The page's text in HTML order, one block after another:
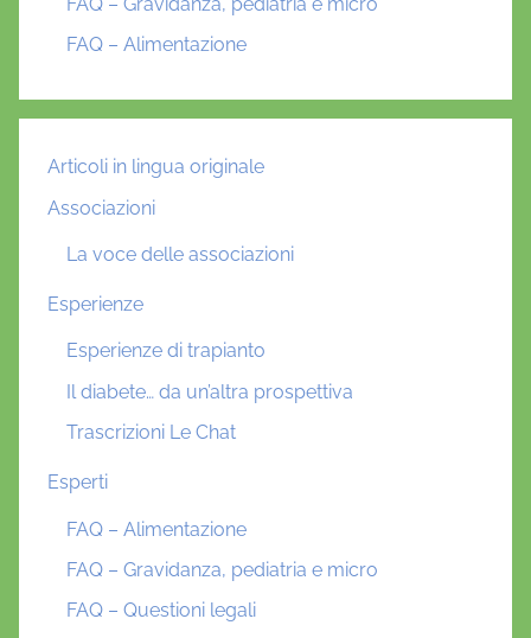
FAQ – Alimentazione
Articoli in lingua originale
Associazioni
La voce delle associazioni
Esperienze
Esperienze di trapianto
Il diabete… da un’altra prospettiva
Trascrizioni Le Chat
Esperti
FAQ – Alimentazione
FAQ – Gravidanza, pediatria e micro
FAQ – Questioni legali